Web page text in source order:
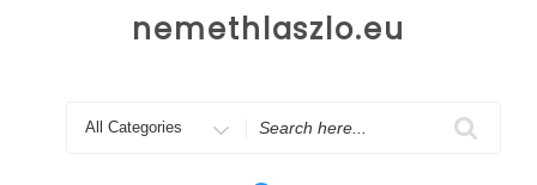
nemethlaszlo.eu
Search